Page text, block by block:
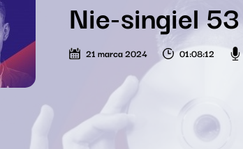
Nie-singiel 53
21 marca 2024 01:08:12